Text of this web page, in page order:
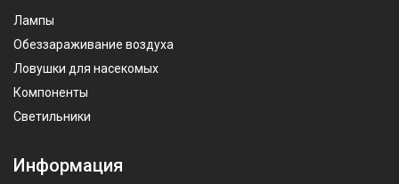
Лампы
Обеззараживание воздуха
Ловушки для насекомых
Компоненты
Светильники
Информация